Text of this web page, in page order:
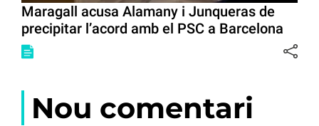
Maragall acusa Alamany i Junqueras de
precipitar l’acord amb el PSC a Barcelona
Nou comentari